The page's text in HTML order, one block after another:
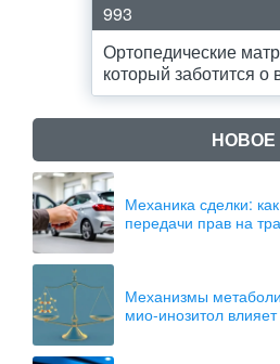
993
Ортопедические
который заботится о
НОВОЕ
Механика сделки:
передачи прав на
Механизмы
мио-инозитол